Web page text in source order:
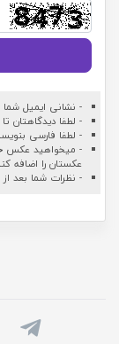
- نشانی ایمیل
- لطفا دیدگاهتان
- لطفا فارسی
- میخواهید عکس
عکستان را اضافه
- نظرات شما بعد